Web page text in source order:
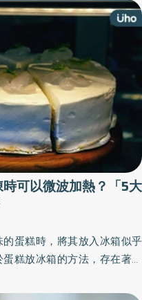
可以微波加熱？「5大
蛋糕時，將其放入冰箱似乎
糕放冰箱的方法，存在著一
括不可微波解凍、也無法無